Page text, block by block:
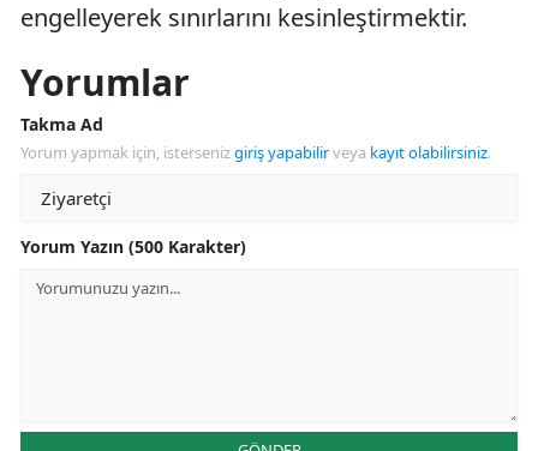
engelleyerek sınırlarını kesinleştirmektir.
Yorumlar
Takma Ad
Yorum yapmak için, istersenizgiriş yapabilirveya kayıt olabilirsiniz.
Yorum Yazın (500 Karakter)